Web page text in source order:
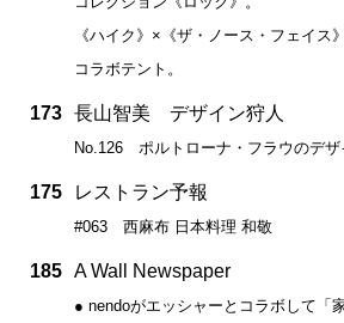
《ハイク》×《ザ・ノース・フェイス
コラボテント。
173 長山智美 デザイン狩人
No.126 ポルトローナ・フラウのデザ
175 レストラン予報
#063 西麻布 日本料理 和敬
185 A Wall Newspaper
● nendoがエッシャーとコラボして「